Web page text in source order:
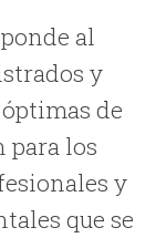
al
y
de
para los
y
que se